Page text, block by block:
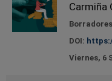
Carmiña
DOI:
Viernes, 6